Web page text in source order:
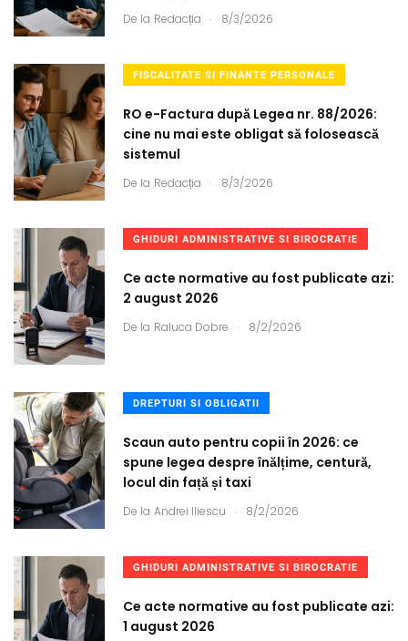
De la Redacția . 8/3/2026
FISCALITATE SI FINANTE PERSONALE
RO e-Factura după Legea nr. 88/2026:
cine nu mai este obligat să folosească
sistemul
De la Redacția . 8/3/2026
GHIDURI ADMINISTRATIVE SI BIROCRATIE
Ce acte normative au fost publicate azi:
2 august 2026
De la Raluca Dobre . 8/2/2026
DREPTURI SI OBLIGATII
Scaun auto pentru copii în 2026: ce
spune legea despre înălțime, centură,
locul din față și taxi
De la Andrei Iliescu . 8/2/2026
GHIDURI ADMINISTRATIVE SI BIROCRATIE
Ce acte normative au fost publicate azi:
1 august 2026